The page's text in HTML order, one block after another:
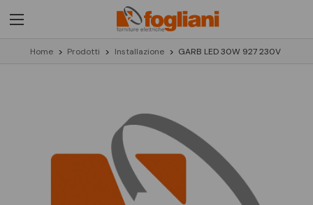
Home Prodotti Installazione GARB LED 30W 927 230V